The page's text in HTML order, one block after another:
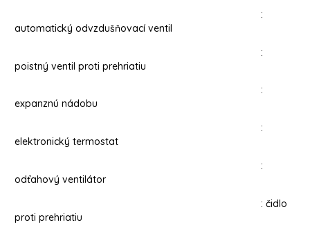
:
automatický odvzdušňovací ventil
:
poistný ventil proti prehriatiu
:
expanznú nádobu
:
elektronický termostat
:
odťahový ventilátor
: čidlo
proti prehriatiu